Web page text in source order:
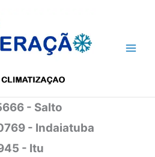
- Salto
- Indaiatuba
- Itu